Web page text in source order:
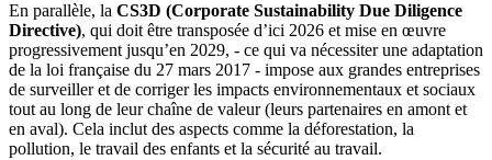
En parallèle, la CS3D (Corporate Sustainability Due Diligence
Directive), qui doit être transposée d’ici 2026 et mise en œuvre
progressivement jusqu’en 2029, - ce qui va nécessiter une adaptation
de la loi française du 27 mars 2017 - impose aux grandes entreprises
de surveiller et de corriger les impacts environnementaux et sociaux
tout au long de leur chaîne de valeur (leurs partenaires en amont et
en aval). Cela inclut des aspects comme la déforestation, la
pollution, le travail des enfants et la sécurité au travail.